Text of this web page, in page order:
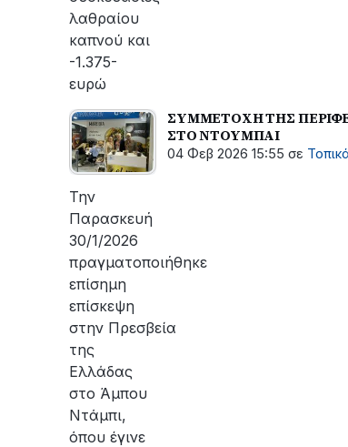
λαθραίου
καπνού και
-1.375-
ευρώ
ΣΥΜΜΕΤΟΧΗ ΤΗΣ
ΣΤΟ ΝΤΟΥΜΠΑΙ
04 Φεβ 2026 15:55 σε
Την
Παρασκευή
30/1/2026
πραγματοποιήθηκε
επίσημη
επίσκεψη
στην Πρεσβεία
της
Ελλάδας
στο Άμπου
Ντάμπι,
όπου έγινε